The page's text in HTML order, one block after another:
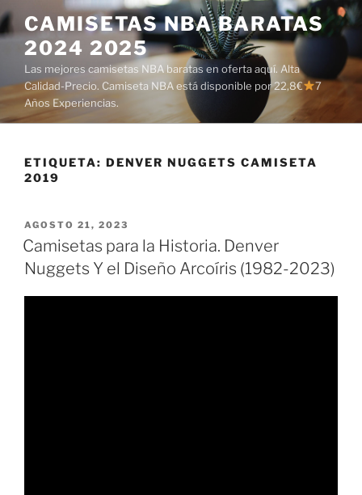
Saltar
al
contenido
CAMISETAS NBA BARATAS
2024 2025
Las mejores camisetas NBA baratas en oferta aquí. Alta
Calidad-Precio. Camiseta NBA está disponible por 22,8€
7
Años Experiencias.
ETIQUETA: DENVER NUGGETS CAMISETA
2019
PUBLICADO
EL
AGOSTO 21, 2023
Camisetas para la Historia. Denver
Nuggets Y el Diseño Arcoíris (1982-2023)